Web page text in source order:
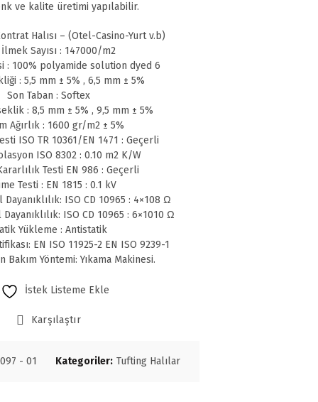
ve kalite üretimi yapılabilir.
Halısı – (Otel-Casino-Yurt v.b)
Sayısı : 147000/m2
: 100% polyamide solution dyed 6
: 5,5 mm ± 5% , 6,5 mm ± 5%
Son Taban : Softex
: 8,5 mm ± 5% , 9,5 mm ± 5%
Ağırlık : 1600 gr/m2 ± 5%
ISO TR 10361/EN 1471 : Geçerli
ISO 8302 : 0.10 m2 K/W
Testi EN 986 : Geçerli
Testi : EN 1815 : 0.1 kV
ISO CD 10965 : 4×108 Ω
ISO CD 10965 : 6×1010 Ω
Yükleme : Antistatik
EN ISO 11925-2 EN ISO 9239-1
Bakım Yöntemi: Yıkama Makinesi.
İstek Listeme Ekle
Karşılaştır
- 01 Kategoriler: Tufting Halılar